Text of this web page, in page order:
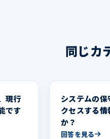
同じカ
現行
です
システムの
クセスする
か？
回答を見る